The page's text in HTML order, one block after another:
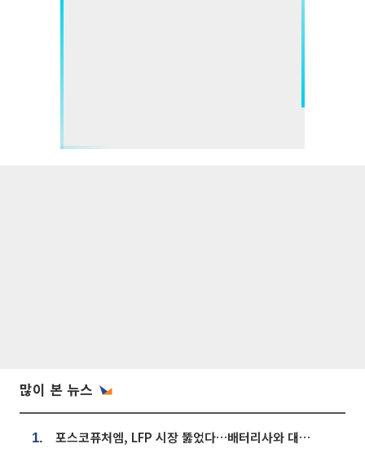
많이 본 뉴스
1. 포스코퓨처엠, LFP 시장 뚫었다…배터리사와 대규모 장기 공급 합의